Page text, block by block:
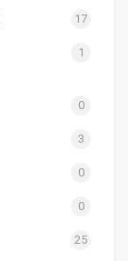
17
1
0
3
0
0
25